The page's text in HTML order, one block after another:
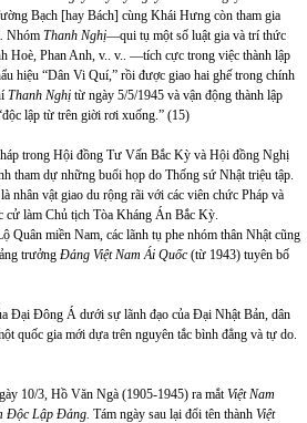
Bạch [hay Bách] cùng Khái Hưng còn tham gia
Nhóm Thanh Nghị—qui tụ một số luật gia và trí thức
Hoè, Phan Anh, v.. v.. —tích cực trong việc thành lập
hiệu “Dân Vi Quí,” rồi được giao hai ghế trong chính
Thanh Nghị từ ngày 5/5/1945 và vận động thành lập
lập từ trên giời rơi xuống.” (15)
trong Hội đồng Tư Vấn Bắc Kỳ và Hội đồng Nghị
tham dự những buổi họp do Thống sứ Nhật triệu tập.
vật giao du rộng rãi với các viên chức Pháp và
làm Chủ tịch Tòa Kháng Án Bắc Kỳ.
Quân miền Nam, các lãnh tụ phe nhóm thân Nhật cũng
trưởng Đảng Việt Nam Ái Quốc(từ 1943) tuyên bố
Đại Đông Á dưới sự lãnh đạo của Đại Nhật Bản, dân
quốc gia mới dựa trên nguyên tắc bình đẳng và tự do.
10/3, Hồ Văn Ngà (1905-1945) ra mắtViệt Nam
Độc Lập Đảng. Tám ngày sau lại đổi tên thành Việt